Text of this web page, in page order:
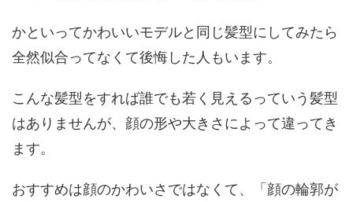
かといってかわいいモデルと同じ髪型にしてみたら
全然似合ってなくて後悔した人もいます。
こんな髪型をすれば誰でも若く見えるっていう髪型
はありませんが、顔の形や大きさによって違ってき
ます。
おすすめは顔のかわいさではなくて、「顔の輪郭が